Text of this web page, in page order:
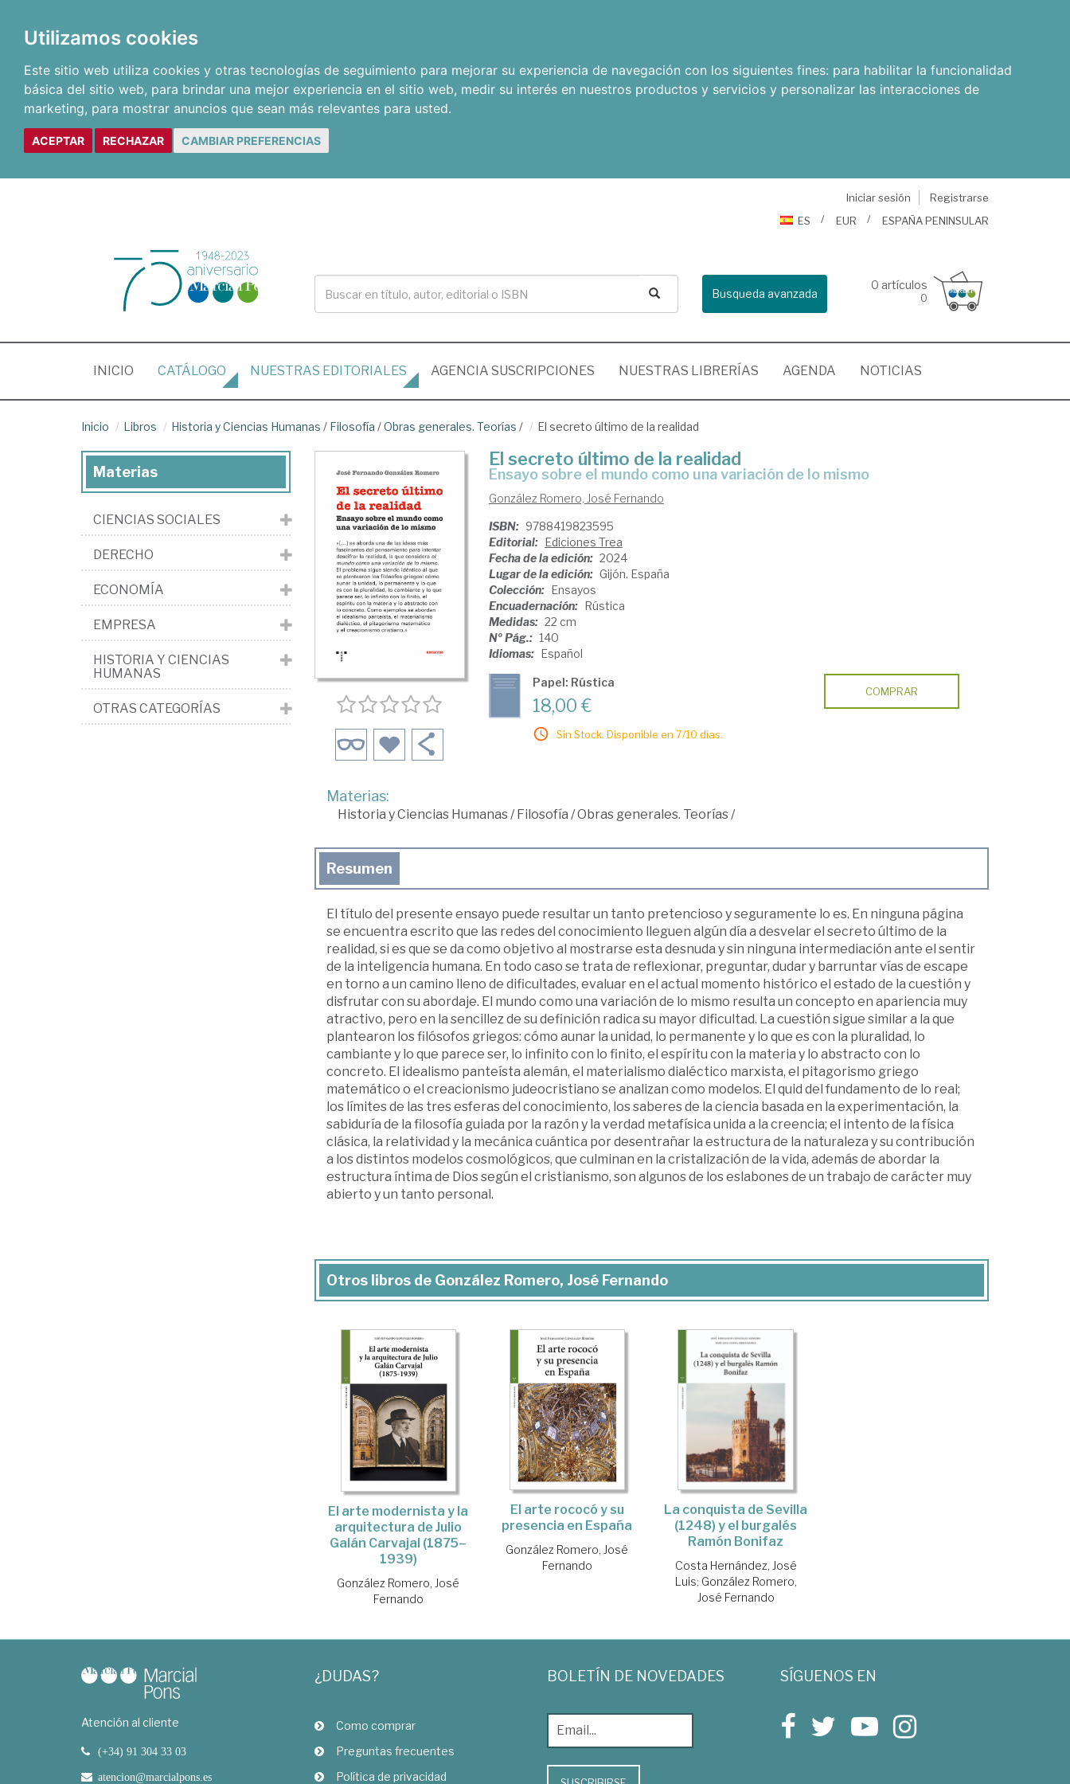
Utilizamos cookies
Este sitio web utiliza cookies y otras tecnologías de seguimiento para mejorar su experiencia de navegación con los siguientes fines: para habilitar la funcionalidad
básica del sitio web, para brindar una mejor experiencia en el sitio web, medir su interés en nuestros productos y servicios y personalizar las interacciones de
marketing, para mostrar anuncios que sean más relevantes para usted.
ACEPTAR RECHAZAR CAMBIAR PREFERENCIAS
Iniciar sesión
Registrarse
ES
EUR ESPAÑA PENINSULAR
Busqueda avanzada
0 artículos
0
INICIO (CURRENT)
CATÁLOGO NUESTRAS EDITORIALES AGENCIA SUSCRIPCIONES NUESTRAS LIBRERÍAS AGENDA NOTICIAS
Inicio Libros Historia y Ciencias Humanas / Filosofía /Obras generales. Teorías / El secreto último de la realidad
El secreto último de la realidad
ensayo sobre el mundo como una variación de lo mismo
González Romero, José Fernando
ISBN: 9788419823595
Editorial: Ediciones Trea
Fecha de la edición: 2024
Lugar de la edición: Gijón. España
Colección: Ensayos
Encuadernación: Rústica
Medidas: 22 cm
Nº Pág.: 140
Idiomas: Español
Papel: Rústica
18,00 €
Sin Stock. Disponible en 7/10 días.
COMPRAR
Materias:
Historia y Ciencias Humanas/Filosofía /Obras generales. Teorías/
Resumen
El título del presente ensayo puede resultar un tanto pretencioso y seguramente lo es. En ninguna página
se encuentra escrito que las redes del conocimiento lleguen algún día a desvelar el secreto último de la
realidad, si es que se da como objetivo al mostrarse esta desnuda y sin ninguna intermediación ante el sentir
de la inteligencia humana. En todo caso se trata de reflexionar, preguntar, dudar y barruntar vías de escape
en torno a un camino lleno de dificultades, evaluar en el actual momento histórico el estado de la cuestión y
disfrutar con su abordaje. El mundo como una variación de lo mismo resulta un concepto en apariencia muy
atractivo, pero en la sencillez de su definición radica su mayor dificultad. La cuestión sigue similar a la que
plantearon los filósofos griegos: cómo aunar la unidad, lo permanente y lo que es con la pluralidad, lo
cambiante y lo que parece ser, lo infinito con lo finito, el espíritu con la materia y lo abstracto con lo
concreto. El idealismo panteísta alemán, el materialismo dialéctico marxista, el pitagorismo griego
matemático o el creacionismo judeocristiano se analizan como modelos. El quid del fundamento de lo real;
los límites de las tres esferas del conocimiento, los saberes de la ciencia basada en la experimentación, la
sabiduría de la filosofía guiada por la razón y la verdad metafísica unida a la creencia; el intento de la física
clásica, la relatividad y la mecánica cuántica por desentrañar la estructura de la naturaleza y su contribución
a los distintos modelos cosmológicos, que culminan en la cristalización de la vida, además de abordar la
estructura íntima de Dios según el cristianismo, son algunos de los eslabones de un trabajo de carácter muy
abierto y un tanto personal.
Otros libros de González Romero, José Fernando
El arte modernista y la
arquitectura de Julio
Galán Carvajal (1875–
1939)
González Romero, José
Fernando
El arte rococó y su
presencia en España
González Romero, José
Fernando
La conquista de Sevilla
(1248) y el burgalés
Ramón Bonifaz
Costa Hernández, José
Luis; González Romero,
José Fernando
Materias
CIENCIAS SOCIALES
DERECHO
ECONOMÍA
EMPRESA
HISTORIA Y CIENCIAS
HUMANAS
OTRAS CATEGORÍAS
Atención al cliente
(+34) 91 304 33 03
atencion@marcialpons.es
¿DUDAS?
Como comprar
Preguntas frecuentes
Política de privacidad
BOLETÍN DE NOVEDADES SÍGUENOS EN